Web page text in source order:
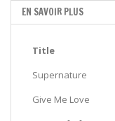
EN SAVOIR PLUS
Title
Supernature
Give Me Love